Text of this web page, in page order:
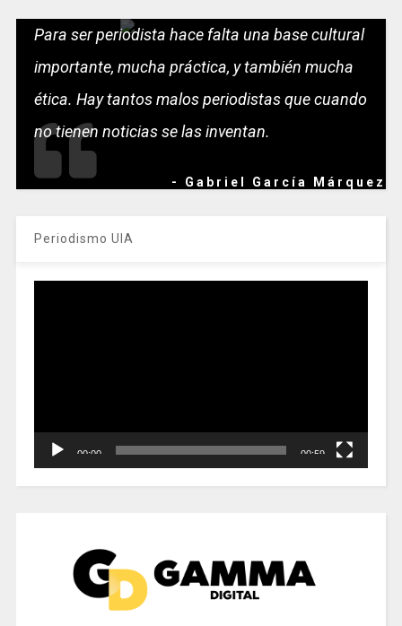
Para ser periodista hace falta una base cultural
importante, mucha práctica, y también mucha
ética. Hay tantos malos periodistas que cuando
no tienen noticias se las inventan.
- Gabriel García Márquez
Periodismo UIA
00:00 00:59